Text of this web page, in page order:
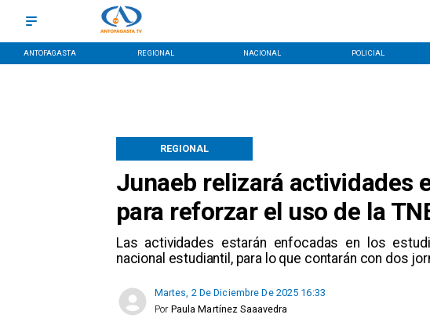
ANTOFAGASTA REGIONAL NACIONAL POLICIAL
Junaeb relizará actividades
para reforzar el uso de la
Las actividades estarán enfocadas en los
nacional estudiantil, para lo que contarán con dos
REGIONAL
Martes, 2 De Diciembre De 2025 16:33
Paula Martínez Saaavedra
Por